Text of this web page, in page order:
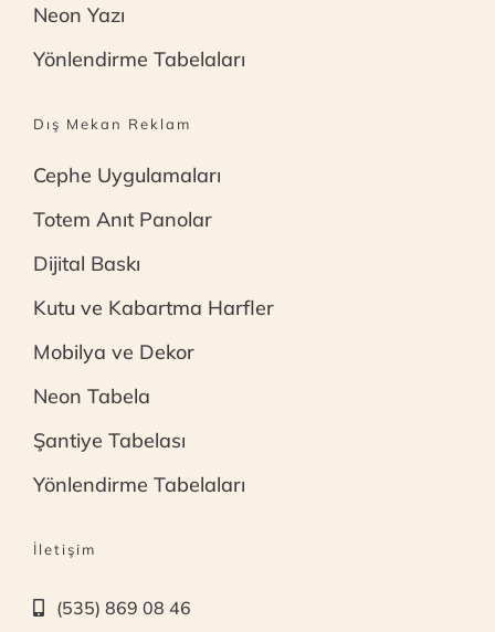
Neon Yazı
Yönlendirme Tabelaları
Dış Mekan Reklam
Cephe Uygulamaları
Totem Anıt Panolar
Dijital Baskı
Kutu ve Kabartma Harfler
Mobilya ve Dekor
Neon Tabela
Şantiye Tabelası
Yönlendirme Tabelaları
İletişim
(535) 869 08 46